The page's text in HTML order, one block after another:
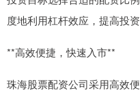
度地利用杠杆效应，提高投资
**高效便捷，快速入市**
珠海股票配资公司采用高效